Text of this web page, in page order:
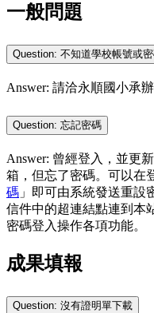
一般問題
Question: 不知道學校帳號或
Answer: 請洽永順國小承
Question: 忘記密碼
Answer: 曾經登入，並更
箱，但忘了密碼。可以在
碼 」即可由系統發送重設
信件中的超連結點連到本
密碼登入操作各項功能。
成果填報
Question: 沒有證明單下載